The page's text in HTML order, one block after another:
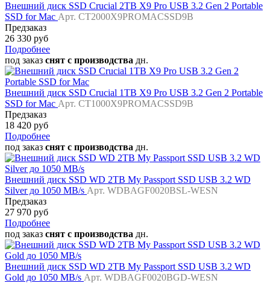
Внешний диск SSD Crucial 2TB X9 Pro USB 3.2 Gen 2 Portable
SSD for Mac Арт. CT2000X9PROMACSSD9B
Предзаказ
26 330 руб
Подробнее
под заказ снят с производства дн.
Внешний диск SSD Crucial 1TB X9 Pro USB 3.2 Gen 2 Portable
SSD for Mac Арт. CT1000X9PROMACSSD9B
Предзаказ
18 420 руб
Подробнее
под заказ снят с производства дн.
Внешний диск SSD WD 2TB My Passport SSD USB 3.2 WD
Silver до 1050 MB/s Арт. WDBAGF0020BSL-WESN
Предзаказ
27 970 руб
Подробнее
под заказ снят с производства дн.
Внешний диск SSD WD 2TB My Passport SSD USB 3.2 WD
Gold до 1050 MB/s Арт. WDBAGF0020BGD-WESN